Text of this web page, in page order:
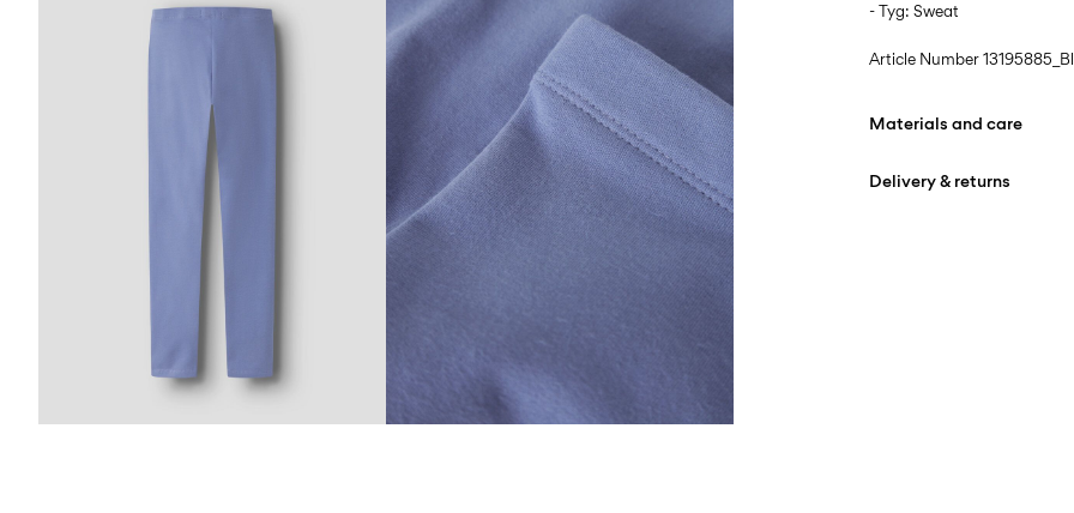
- Tyg: Sweat
Article Number
Materials and care
Delivery & returns